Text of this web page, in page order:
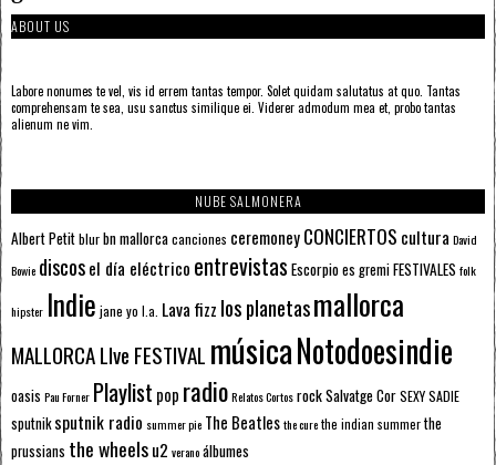
ABOUT US
Labore nonumes te vel, vis id errem tantas tempor. Solet quidam salutatus at quo. Tantas
comprehensam te sea, usu sanctus similique ei. Viderer admodum mea et, probo tantas
alienum ne vim.
NUBE SALMONERA
Albert Petitblurbn mallorcacanciones ceremoneyCONCIERTOS cultura David
Bowie discosel día eléctrico entrevistas Escorpioes gremiFESTIVALES folk
hipster Indie jane yo l.a. Lava fizz los planetasmallorca
MALLORCA LIve FESTIVAL músicaNotodoesindie
oasis Pau Forner Playlist pop radioRelatos CortosrockSalvatge CorSEXY SADIE
sputnik sputnik radio summer pie The Beatlesthe curethe indian summerthe
prussians the wheelsu2 veranoálbumes